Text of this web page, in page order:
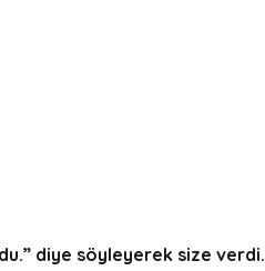
diye söyleyerek size verdi.